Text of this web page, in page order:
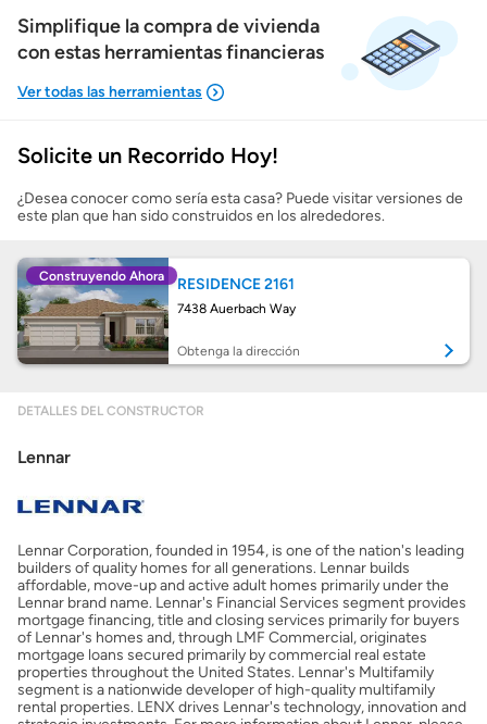
Simplifique la compra de vivienda
con estas herramientas financieras
Mostrarme lo que puedo pagar
Costos casa nueva vs. usada
Obtener mi puntaje de crédito
Calcular mi hipoteca
Obtener Aprobación Previa
Obtener ofertas por mi casa
Solicite un Recorrido Hoy!
¿Desea conocer como sería esta casa? Puede visitar versiones de
este plan que han sido construidos en los alrededores.
Construyendo Ahora RESIDENCE 2161
7438 Auerbach Way
Obtenga la dirección
DETALLES DEL CONSTRUCTOR
Lennar
Lennar Corporation, founded in 1954, is one of the nation's leading
builders of quality homes for all generations. Lennar builds
affordable, move-up and active adult homes primarily under the
Lennar brand name. Lennar's Financial Services segment provides
mortgage financing, title and closing services primarily for buyers
of Lennar's homes and, through LMF Commercial, originates
mortgage loans secured primarily by commercial real estate
properties throughout the United States. Lennar's Multifamily
segment is a nationwide developer of high-quality multifamily
rental properties. LENX drives Lennar's technology, innovation and